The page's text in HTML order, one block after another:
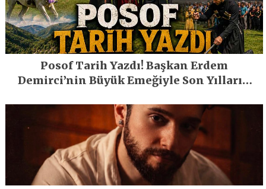
Posof Tarih Yazdı! Başkan Erdem
Demirci’nin Büyük Emeğiyle Son Yılların